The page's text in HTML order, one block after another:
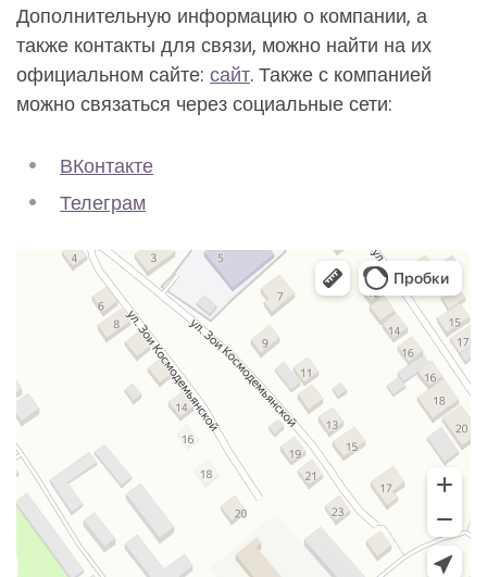
Дополнительную информацию о компании, а
также контакты для связи, можно найти на их
официальном сайте: сайт. Также с компанией
можно связаться через социальные сети:
ВКонтакте
Телеграм